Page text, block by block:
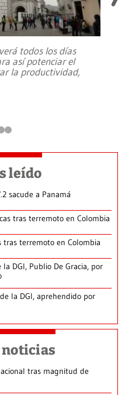
todos los días
así potenciar el
la productividad,
leído
sacude a Panamá
tras terremoto en Colombia
tras terremoto en Colombia
DGI, Publio De Gracia, por
la DGI, aprehendido por
tras magnitud de